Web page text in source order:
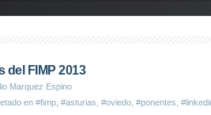
del FIMP 2013
Marquez Espino
en #fimp #asturias #oviedo #ponentes